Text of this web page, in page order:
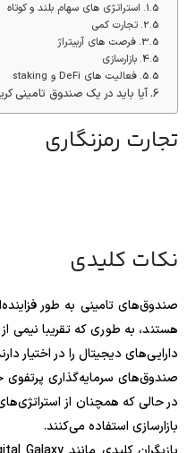
استراتژی های سهام بلند و کوتاه
تجارت کمی
فرصت های آربیتراژ
بازارسازی
فعالیت های DeFi و staking
آیا باید در یک صندوق تامینی
تجارت رمزنگاری
نکات کلیدی
صندوق‌های تامینی به طور
هستند، به طوری که تقریبا
دارایی‌های دیجیتال را در اختیار
صندوق‌های سرمایه‌گذاری پرتفوی
در حالی که همچنان از
بازارسازی استفاده می‌کنند.